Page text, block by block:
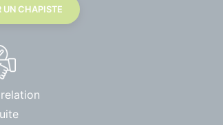
UN CHAPISTE